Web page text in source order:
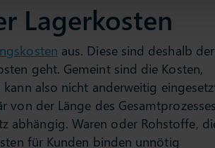
Lagerkosten
aus. Diese sind deshalb der
geht. Gemeint sind die Kosten,
also nicht anderweitig
der Länge des
abhängig. Waren oder Rohstoffe,
für Kunden binden unnötig